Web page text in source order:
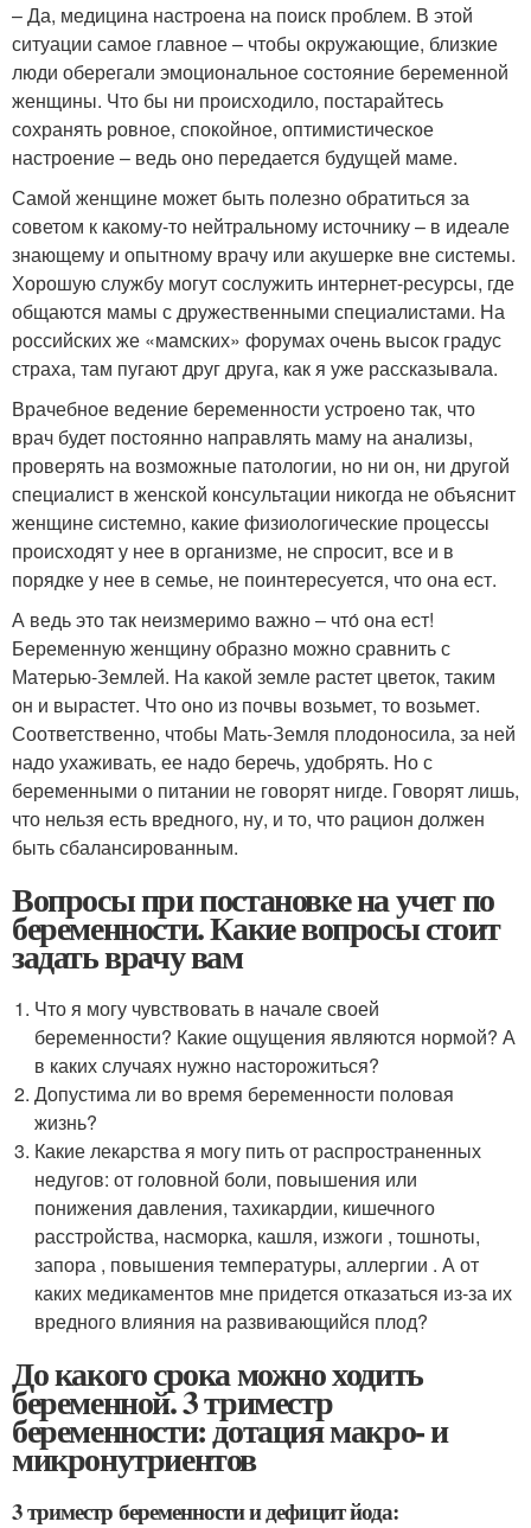
– Да, медицина настроена на поиск проблем. В этой
ситуации самое главное – чтобы окружающие, близкие
люди оберегали эмоциональное состояние беременной
женщины. Что бы ни происходило, постарайтесь
сохранять ровное, спокойное, оптимистическое
настроение – ведь оно передается будущей маме.
Самой женщине может быть полезно обратиться за
советом к какому-то нейтральному источнику – в идеале
знающему и опытному врачу или акушерке вне системы.
Хорошую службу могут сослужить интернет-ресурсы, где
общаются мамы с дружественными специалистами. На
российских же «мамских» форумах очень высок градус
страха, там пугают друг друга, как я уже рассказывала.
Врачебное ведение беременности устроено так, что
врач будет постоянно направлять маму на анализы,
проверять на возможные патологии, но ни он, ни другой
специалист в женской консультации никогда не объяснит
женщине системно, какие физиологические процессы
происходят у нее в организме, не спросит, все и в
порядке у нее в семье, не поинтересуется, что она ест.
А ведь это так неизмеримо важно – что́ она ест!
Беременную женщину образно можно сравнить с
Матерью-Землей. На какой земле растет цветок, таким
он и вырастет. Что оно из почвы возьмет, то возьмет.
Соответственно, чтобы Мать-Земля плодоносила, за ней
надо ухаживать, ее надо беречь, удобрять. Но с
беременными о питании не говорят нигде. Говорят лишь,
что нельзя есть вредного, ну, и то, что рацион должен
быть сбалансированным.
Вопросы при постановке на учет по
беременности. Какие вопросы стоит
задать врачу вам
Что я могу чувствовать в начале своей
беременности? Какие ощущения являются нормой? А
в каких случаях нужно насторожиться?
Допустима ли во время беременности половая
жизнь?
Какие лекарства я могу пить от распространенных
недугов: от головной боли, повышения или
понижения давления, тахикардии, кишечного
расстройства, насморка, кашля, изжоги , тошноты,
запора , повышения температуры, аллергии . А от
каких медикаментов мне придется отказаться из-за их
вредного влияния на развивающийся плод?
До какого срока можно ходить
беременной. 3 триместр
беременности: дотация макро- и
микронутриентов
3 триместр беременности и дефицит йода: